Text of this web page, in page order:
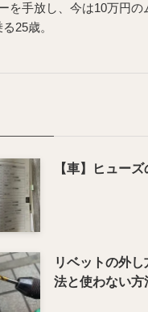
を手放し、今は10万円の
25歳。
【車】ヒュー
リベットの外
法と使わない方